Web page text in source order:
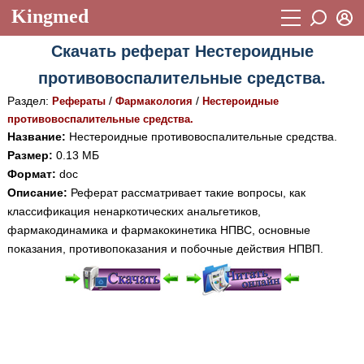
Kingmed
Учебный материал
Видеогалерея 899
Фотогалерея (1906)
Истории болезней
Лекции и презентации
Аккредитационные тесты (6)
Методические рекомендации 1050
Научно-популярное
Пароль
Восстановить пароль
Регистрация
Вход
Скачать реферат Нестероидные
противовоспалительные средства.
Раздел: Рефераты/ Фармакология / Нестероидные
противовоспалительные средства.
Название: Нестероидные противовоспалительные средства.
Размер: 0.13 МБ
Формат: doc
Описание: Реферат рассматривает такие вопросы, как
классификация ненаркотических анальгетиков,
фармакодинамика и фармакокинетика НПВС, основные
показания, противопоказания и побочные действия НПВП.